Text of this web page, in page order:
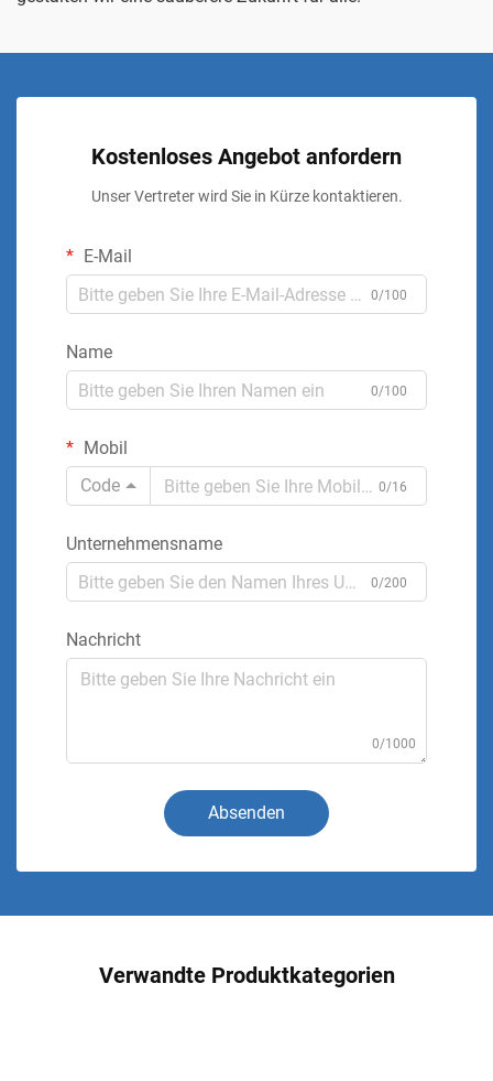
Kostenloses Angebot anfordern
Unser Vertreter wird Sie in Kürze kontaktieren.
E-Mail
0/100
Name
0/100
Mobil
Code
0/16
Unternehmensname
0/200
Nachricht
0/1000
Absenden
Verwandte Produktkategorien